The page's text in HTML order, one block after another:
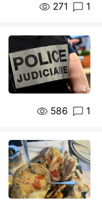
271 1
586 1